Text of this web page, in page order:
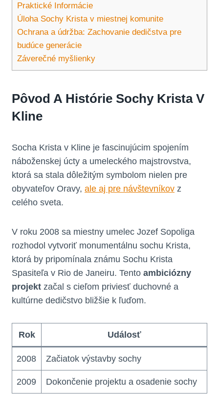
Praktické Informácie
Úloha Sochy Krista v miestnej komunite
Ochrana a údržba: Zachovanie dedičstva pre
budúce generácie
Záverečné myšlienky
Pôvod A Histórie Sochy Krista V
Kline
Socha Krista v Kline je fascinujúcim spojením
náboženskej úcty a umeleckého majstrovstva,
ktorá sa stala dôležitým symbolom nielen pre
obyvateľov Oravy, ale aj pre návštevníkov z
celého sveta.
V roku 2008 sa miestny umelec Jozef Sopoliga
rozhodol vytvoriť monumentálnu sochu Krista,
ktorá by pripomínala známu Sochu Krista
Spasiteľa v Rio de Janeiru. Tento ambiciózny
projekt začal s cieľom priviesť duchovné a
kultúrne dedičstvo bližšie k ľuďom.
Rok Událosť
2008 Začiatok výstavby sochy
2009 Dokončenie projektu a osadenie sochy